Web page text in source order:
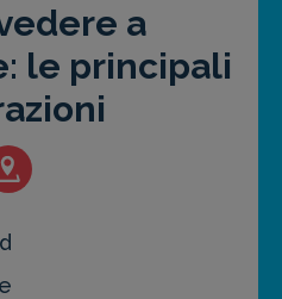
a
le principali